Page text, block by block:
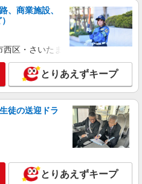
、商業施設、
区・さいたま市岩槻区・久喜市・
とりあえずキープ
徒の送迎ドラ
とりあえずキープ